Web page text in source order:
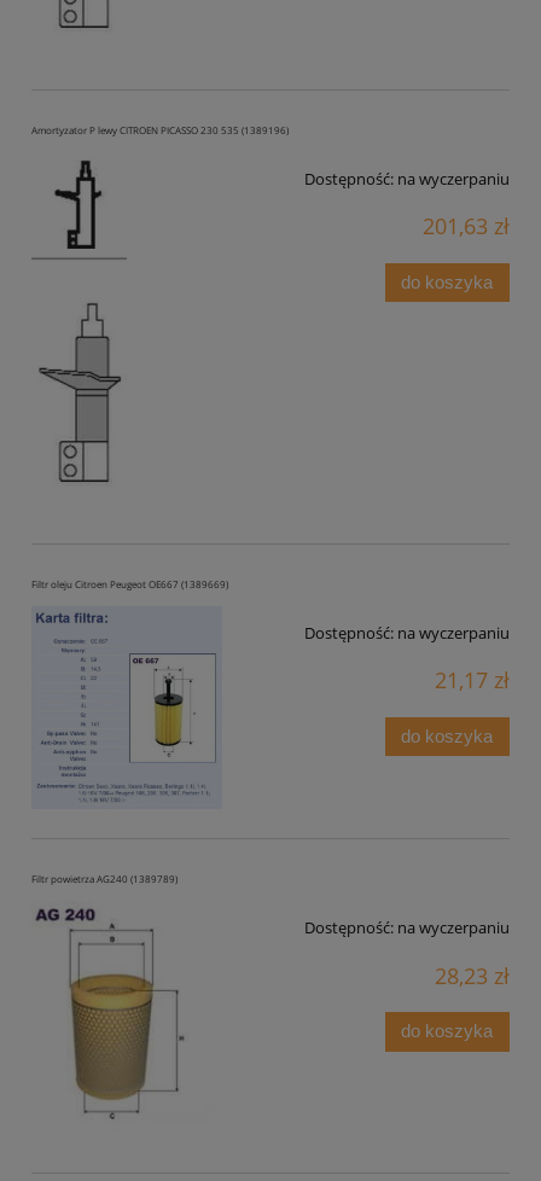
Amortyzator P lewy CITROEN PICASSO 230 535 (1389196)
Dostępność: na wyczerpaniu
201,63 zł
do koszyka
Filtr oleju Citroen Peugeot OE667 (1389669)
Dostępność: na wyczerpaniu
21,17 zł
do koszyka
Filtr powietrza AG240 (1389789)
Dostępność: na wyczerpaniu
28,23 zł
do koszyka